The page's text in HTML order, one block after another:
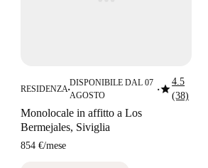
RESIDENZA■
DISPONIBILE DAL 07
AGOSTO
■star4.5
(38)
Monolocale in affitto a Los
Bermejales, Siviglia
854 €/mese